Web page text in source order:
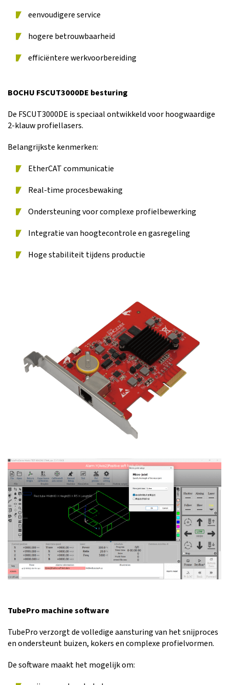
eenvoudigere service
hogere betrouwbaarheid
efficiëntere werkvoorbereiding
BOCHU FSCUT3000DE besturing
De FSCUT3000DE is speciaal ontwikkeld voor hoogwaardige
2-klauw profiellasers.
Belangrijkste kenmerken:
EtherCAT communicatie
Real-time procesbewaking
Ondersteuning voor complexe profielbewerking
Integratie van hoogtecontrole en gasregeling
Hoge stabiliteit tijdens productie
TubePro machine software
TubePro verzorgt de volledige aansturing van het snijproces
en ondersteunt buizen, kokers en complexe profielvormen.
De software maakt het mogelijk om: